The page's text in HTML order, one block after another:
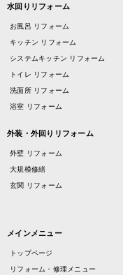
水回りリフォーム
お風呂 リフォーム
キッチン リフォーム
システムキッチン リフォーム
トイレ リフォーム
洗面所 リフォーム
浴室 リフォーム
外装・外回りリフォーム
外壁 リフォーム
大規模修繕
玄関 リフォーム
メインメニュー
トップページ
リフォーム・修理メニュー